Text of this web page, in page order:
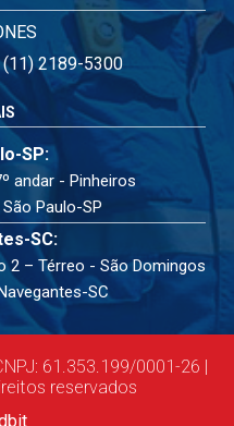
(11) 2189-5300
SP:
andar - Pinheiros
Paulo-SP
SC:
2 – Térreo - São Domingos
SC
61.353.199/0001-26 |
reservados